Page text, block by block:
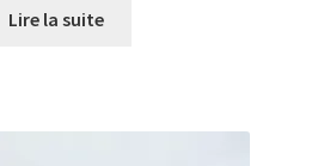
Lire la suite